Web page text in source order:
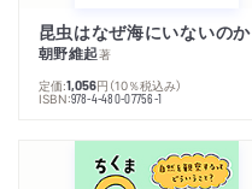
昆虫はなぜ海にいないのか
朝野維起著
定価:1,056円 （10％税込み）
ISBN:978-4-480-07756-1